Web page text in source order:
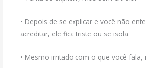
• Depois de se explicar e você não
acreditar, ele fica triste ou se isola
• Mesmo irritado com o que você fala,